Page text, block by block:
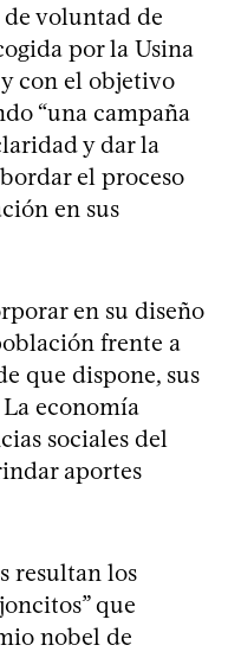
voluntad de
por la Usina
con el objetivo
“una campaña
y dar la
el proceso
en sus
en su diseño
frente a
que dispone, sus
economía
sociales del
aportes
resultan los
que
nobel de